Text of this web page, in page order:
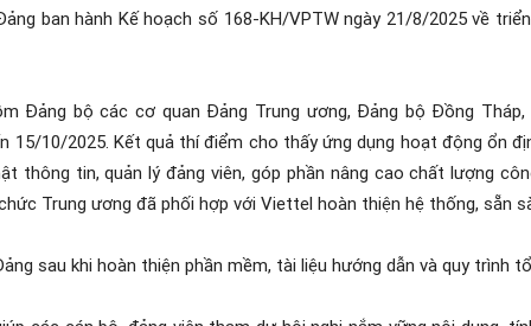
ban hành Kế hoạch số 168-KH/VPTW ngày 21/8/2025 về
Đảng bộ các cơ quan Đảng Trung ương, Đảng bộ Đồng
15/10/2025. Kết quả thí điểm cho thấy ứng dụng hoạt động ổn
thông tin, quản lý đảng viên, góp phần nâng cao chất lượng
Trung ương đã phối hợp với Viettel hoàn thiện hệ thống, sẵn
sau khi hoàn thiện phần mềm, tài liệu hướng dẫn và quy trình